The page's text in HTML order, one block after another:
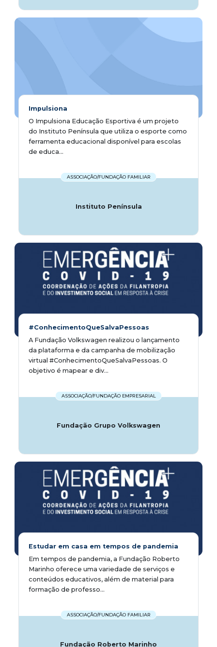
Impulsiona
O Impulsiona Educação Esportiva é um projeto
do Instituto Península que utiliza o esporte como
ferramenta educacional disponível para escolas
de educa...
ASSOCIAÇÃO/FUNDAÇÃO FAMILIAR
Instituto Península
#ConhecimentoQueSalvaPessoas
A Fundação Volkswagen realizou o lançamento
da plataforma e da campanha de mobilização
virtual #ConhecimentoQueSalvaPessoas. O
objetivo é mapear e div...
ASSOCIAÇÃO/FUNDAÇÃO EMPRESARIAL
Fundação Grupo Volkswagen
Estudar em casa em tempos de pandemia
Em tempos de pandemia, a Fundação Roberto
Marinho oferece uma variedade de serviços e
conteúdos educativos, além de material para
formação de professo...
ASSOCIAÇÃO/FUNDAÇÃO FAMILIAR
Fundação Roberto Marinho